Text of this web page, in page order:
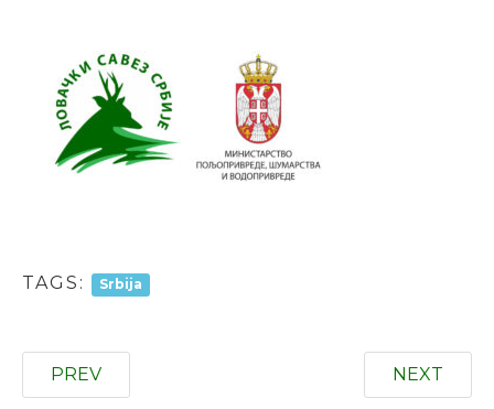
TAGS: Srbija
PREV NEXT